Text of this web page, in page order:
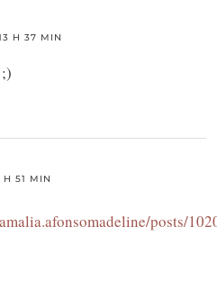
H 37 MIN
H 51 MIN
posts/